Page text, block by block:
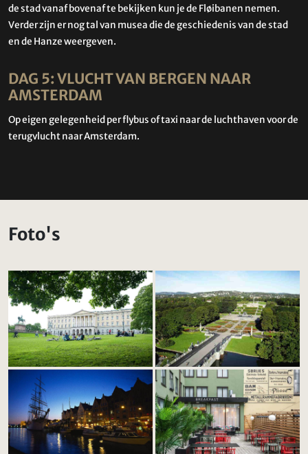
de stad vanaf bovenaf te bekijken kun je de Fløibanen nemen.
Verder zijn er nog tal van musea die de geschiedenis van de stad
en de Hanze weergeven.
DAG 5: VLUCHT VAN BERGEN NAAR
AMSTERDAM
Op eigen gelegenheid per flybus of taxi naar de luchthaven voor de
terugvlucht naar Amsterdam.
Foto's